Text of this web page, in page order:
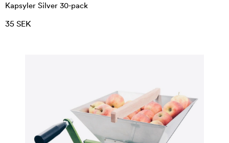
Kapsyler Silver 30-pack
35 SEK